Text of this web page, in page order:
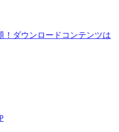
！ダウンロードコンテンツは